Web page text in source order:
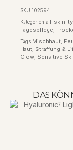
SKU 102594
Kategorien all-skin-
Tagespflege,
Tags Mischhaut,
Haut, Straffung &
Glow, Sensitive
DAS